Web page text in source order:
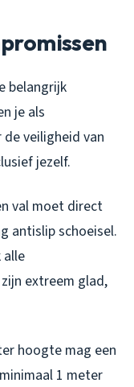
belangrijk
je als
veiligheid van
jezelf.
val moet direct
antislip schoeisel.
alle
extreem glad,
hoogte mag een
1 meter